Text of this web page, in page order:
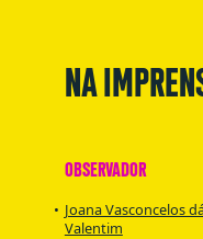
NA
OBSERVADOR
Joana Vasconcelos
Valentim